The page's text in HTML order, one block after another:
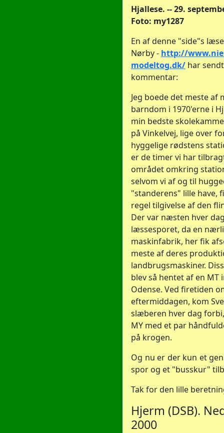
Hjallese. -- 29.
Foto: my1287
En af denne "side"s
Nørby - http://
modeltog.dk/ har
kommentar:
Jeg boede det meste af
barndom i 1970'erne i
min bedste
på Vinkelvej, lige over
hyggelige rødstens
er de timer vi har
området omkring
selvom vi af og til
"standerens" lille have,
regel tilgivelse af den
Der var næsten hver
læssesporet, da en
maskinfabrik, her fik
meste af deres
landbrugsmaskiner.
blev så hentet af en MT
Odense. Ved firetiden
eftermiddagen, kom
slæberen hver dag
MY med et par
på krogen.
Og nu er der kun et
spor og et "busskur"
Tak for den lille
Hjerm (DSB).
2000